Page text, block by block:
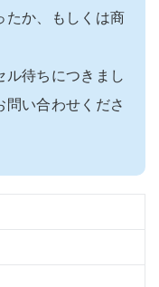
か、もしくは商
ル待ちにつきまし
問い合わせくださ